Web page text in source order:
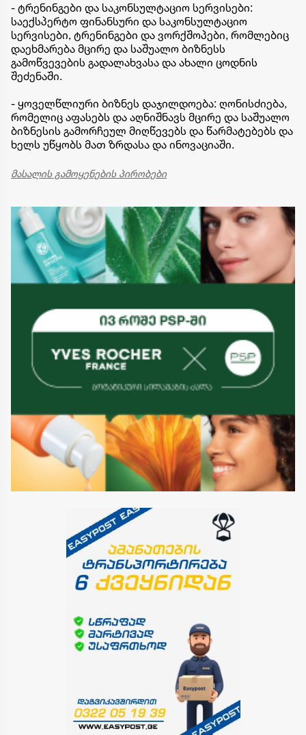
- ტრენინგები და საკონსულტაციო სერვისები:
საექსპერტო ფინანსური და საკონსულტაციო
სერვისები, ტრენინგები და ვორქშოპები, რომლებიც
დაეხმარება მცირე და საშუალო ბიზნესს
გამოწვევების გადალახვასა და ახალი ცოდნის
შეძენაში.
- ყოველწლიური ბიზნეს დაჯილდოება: ღონისძიება,
რომელიც აფასებს და აღნიშნავს მცირე და საშუალო
ბიზნესის გამორჩეულ მიღწევებს და წარმატებებს და
ხელს უწყობს მათ ზრდასა და ინოვაციაში.
მასალის გამოყენების პირობები